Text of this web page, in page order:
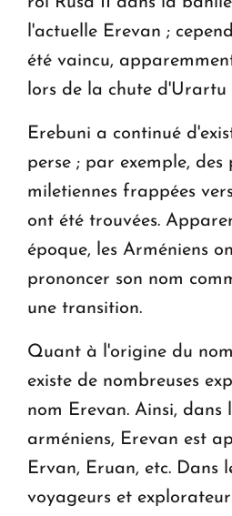
l'actuelle Erevan ;
été vaincu,
lors de la chute d'Urartu
Erebuni a continué
perse ; par exemple, des
miletiennes frappées
ont été trouvées.
époque, les Arméniens
prononcer son nom
une transition.
Quant à l'origine du
existe de nombreuses
nom Erevan. Ainsi, dans
arméniens, Erevan est
Ervan, Eruan, etc. Dans
voyageurs et